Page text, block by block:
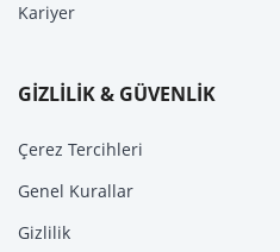
Kariyer
GİZLİLİK & GÜVENLİK
Çerez Tercihleri
Genel Kurallar
Gizlilik